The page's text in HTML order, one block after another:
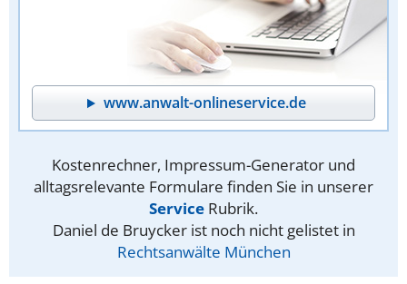
www.anwalt-onlineservice.de
Kostenrechner, Impressum-Generator und
alltagsrelevante Formulare finden Sie in unserer
Service Rubrik.
Daniel de Bruycker ist noch nicht gelistet in
Rechtsanwälte München